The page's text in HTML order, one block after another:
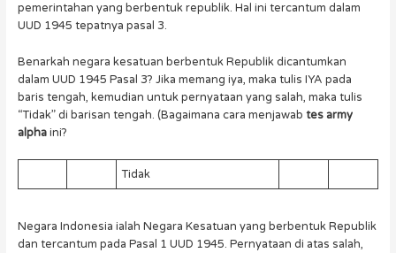
pemerintahan yang berbentuk republik. Hal ini tercantum dalam
UUD 1945 tepatnya pasal 3.
Benarkah negara kesatuan berbentuk Republik dicantumkan
dalam UUD 1945 Pasal 3? Jika memang iya, maka tulis IYA pada
baris tengah, kemudian untuk pernyataan yang salah, maka tulis
“Tidak” di barisan tengah. (Bagaimana cara menjawab tes army
alphaini?
Tidak
Negara Indonesia ialah Negara Kesatuan yang berbentuk Republik
dan tercantum pada Pasal 1 UUD 1945. Pernyataan di atas salah,